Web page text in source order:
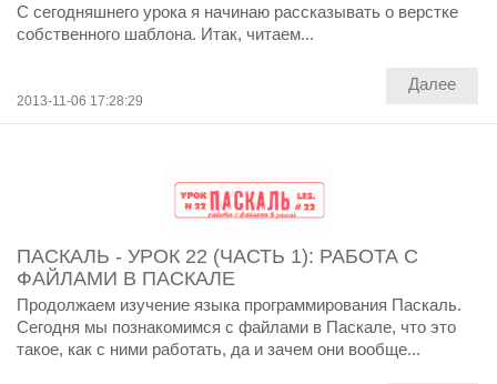
С сегодняшнего урока я начинаю рассказывать о верстке
собственного шаблона. Итак, читаем...
2013-11-06 17:28:29
Далее
ПАСКАЛЬ - УРОК 22 (ЧАСТЬ 1): РАБОТА С
ФАЙЛАМИ В ПАСКАЛЕ
Продолжаем изучение языка программирования Паскаль.
Сегодня мы познакомимся с файлами в Паскале, что это
такое, как с ними работать, да и зачем они вообще...